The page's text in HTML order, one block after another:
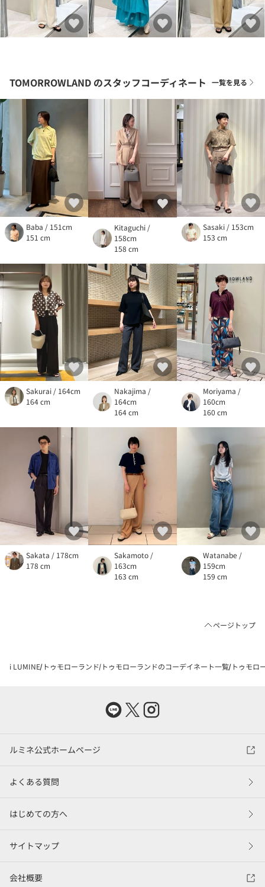
TOMORROWLAND のスタッフコーディネート 一覧を見る
Baba / 151cm
151 cm
Kitaguchi /
158cm
158 cm
Sasaki / 153cm
153 cm
Sakurai / 164cm
164 cm
Nakajima /
164cm
164 cm
Moriyama /
160cm
160 cm
Sakata / 178cm
178 cm
Sakamoto /
163cm
163 cm
Watanabe /
159cm
159 cm
ページトップ
i LUMINE トゥモローランド トゥモローランドのコーデイネート一覧 トゥモロ
ルミネ公式ホームページ
よくある質問
はじめての方へ
サイトマップ
会社概要